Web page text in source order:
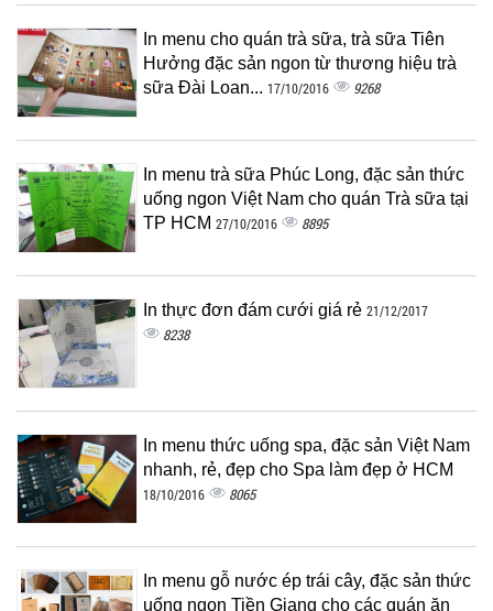
In menu cho quán trà sữa, trà sữa Tiên
Hưởng đặc sản ngon từ thương hiệu trà
sữa Đài Loan... 17/10/2016 9268
In menu trà sữa Phúc Long, đặc sản thức
uống ngon Việt Nam cho quán Trà sữa tại
TP HCM 27/10/2016 8895
In thực đơn đám cưới giá rẻ 21/12/2017
8238
In menu thức uống spa, đặc sản Việt Nam
nhanh, rẻ, đẹp cho Spa làm đẹp ở HCM
18/10/2016 8065
In menu gỗ nước ép trái cây, đặc sản thức
uống ngon Tiền Giang cho các quán ăn